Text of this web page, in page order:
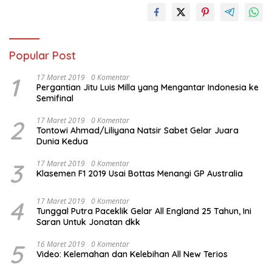
Popular Post
1 17 Maret 2019 0 Komentar
Pergantian Jitu Luis Milla yang Mengantar Indonesia ke
Semifinal
2 17 Maret 2019 0 Komentar
Tontowi Ahmad/Liliyana Natsir Sabet Gelar Juara
Dunia Kedua
3 17 Maret 2019 0 Komentar
Klasemen F1 2019 Usai Bottas Menangi GP Australia
4 17 Maret 2019 0 Komentar
Tunggal Putra Paceklik Gelar All England 25 Tahun, Ini
Saran Untuk Jonatan dkk
5 16 Maret 2019 0 Komentar
Video: Kelemahan dan Kelebihan All New Terios